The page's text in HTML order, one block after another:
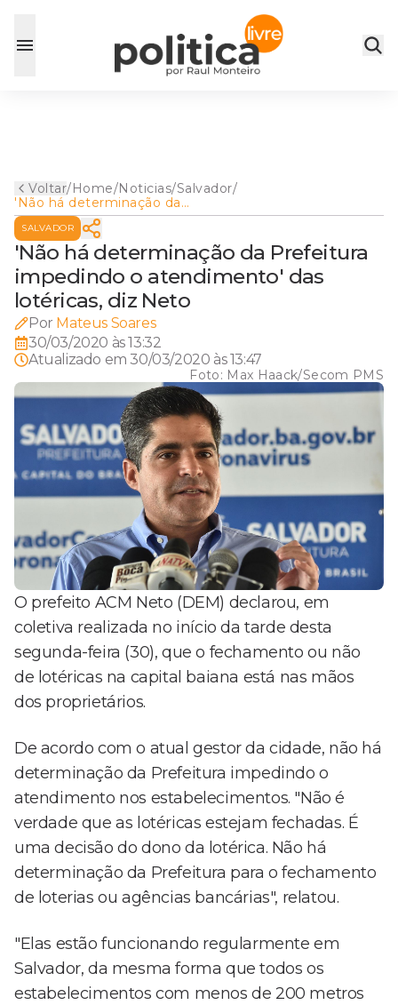
Voltar/Home/Noticias/Salvador/
'Não há determinação da
Prefeitura impedindo o
atendimento' das lotéricas,
diz Neto
SALVADOR
'Não há determinação da Prefeitura
impedindo o atendimento' das
lotéricas, diz Neto
Por Mateus Soares
30/03/2020 às 13:32
Atualizado em30/03/2020 às 13:47
Foto: Max Haack/Secom PMS
O prefeito ACM Neto (DEM) declarou, em
coletiva realizada no início da tarde desta
segunda-feira (30), que o fechamento ou não
de lotéricas na capital baiana está nas mãos
dos proprietários.
De acordo com o atual gestor da cidade, não há
determinação da Prefeitura impedindo o
atendimento nos estabelecimentos. "Não é
verdade que as lotéricas estejam fechadas. É
uma decisão do dono da lotérica. Não há
determinação da Prefeitura para o fechamento
de loterias ou agências bancárias", relatou.
"Elas estão funcionando regularmente em
Salvador, da mesma forma que todos os
estabelecimentos com menos de 200 metros